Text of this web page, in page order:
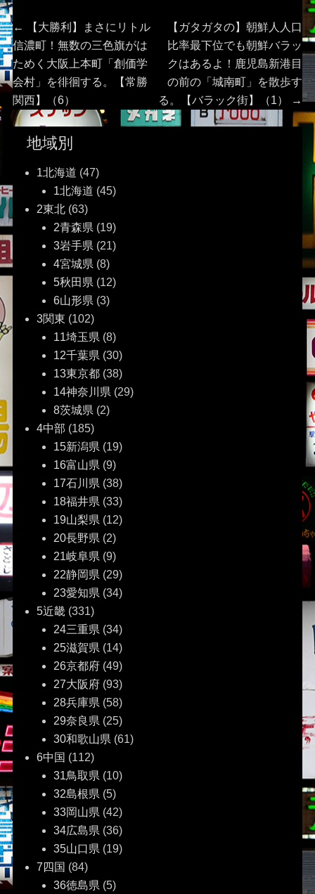
投
稿
ナ
ビ
ゲ
ー
シ
ョ
ン
←
Previous
post:
【大勝利】まさにリトル
信濃町！無数の三色旗がは
ためく大阪上本町「創価学
会村」を徘徊する。【常勝
関西】（6）
Next
post:
【ガタガタの】朝鮮人人口
比率最下位でも朝鮮バラッ
クはあるよ！鹿児島新港目
の前の「城南町」を散歩す
る。【バラック街】（1）
→
地域別
1北海道 (47)
1北海道 (45)
2東北(63)
2青森県 (19)
3岩手県 (21)
4宮城県 (8)
5秋田県 (12)
6山形県 (3)
3関東 (102)
11埼玉県 (8)
12千葉県 (30)
13東京都(38)
14神奈川県 (29)
8茨城県 (2)
4中部 (185)
15新潟県 (19)
16富山県 (9)
17石川県 (38)
18福井県 (33)
19山梨県 (12)
20長野県 (2)
21岐阜県 (9)
22静岡県 (29)
23愛知県 (34)
5近畿(331)
24三重県 (34)
25滋賀県 (14)
26京都府(49)
27大阪府(93)
28兵庫県 (58)
29奈良県 (25)
30和歌山県 (61)
6中国 (112)
31鳥取県 (10)
32島根県 (5)
33岡山県 (42)
34広島県 (36)
35山口県 (19)
7四国 (84)
36徳島県 (5)